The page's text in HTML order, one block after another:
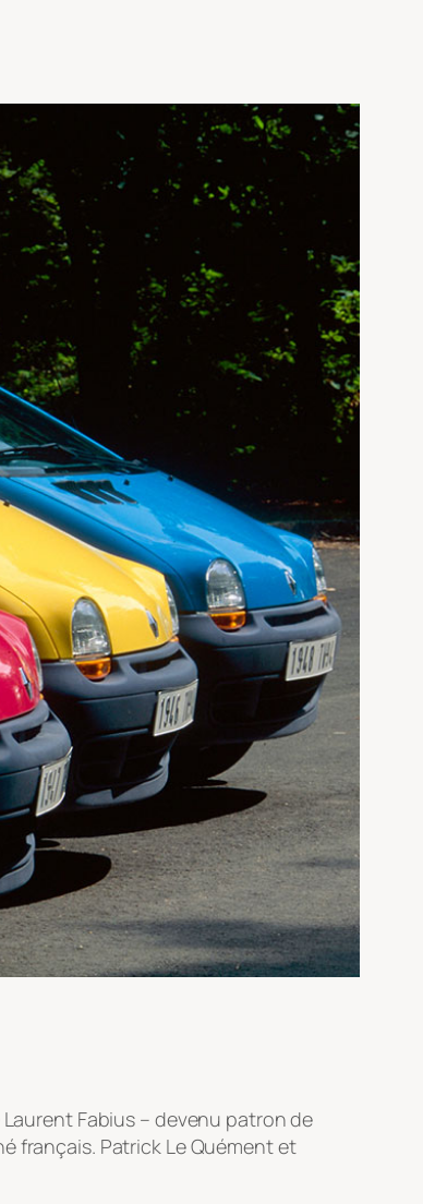
Fabius – devenu patron de
français. Patrick Le Quément et